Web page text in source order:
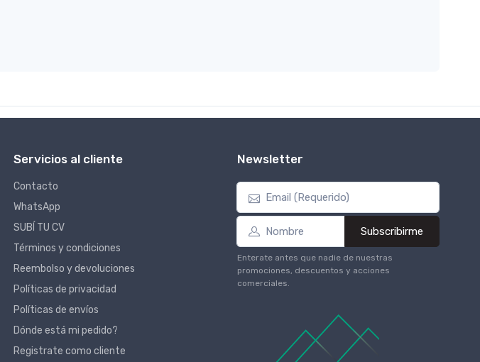
Servicios al cliente
Contacto
WhatsApp
SUBÍ TU CV
Términos y condiciones
Reembolso y devoluciones
Políticas de privacidad
Políticas de envíos
Dónde está mi pedido?
Registrate como cliente
Newsletter
Subscribirme
Enterate antes que nadie de nuestras
promociones, descuentos y acciones
comerciales.